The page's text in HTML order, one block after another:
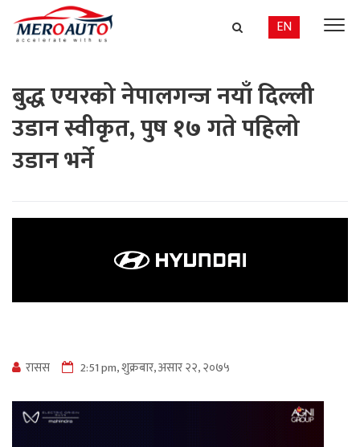
EN
बुद्ध एयरको नेपालगन्ज नयाँ दिल्ली
उडान स्वीकृत, पुष १७ गते पहिलो
उडान भर्ने
रासस 2:51 pm, शुक्रबार, असार २२, २०७५